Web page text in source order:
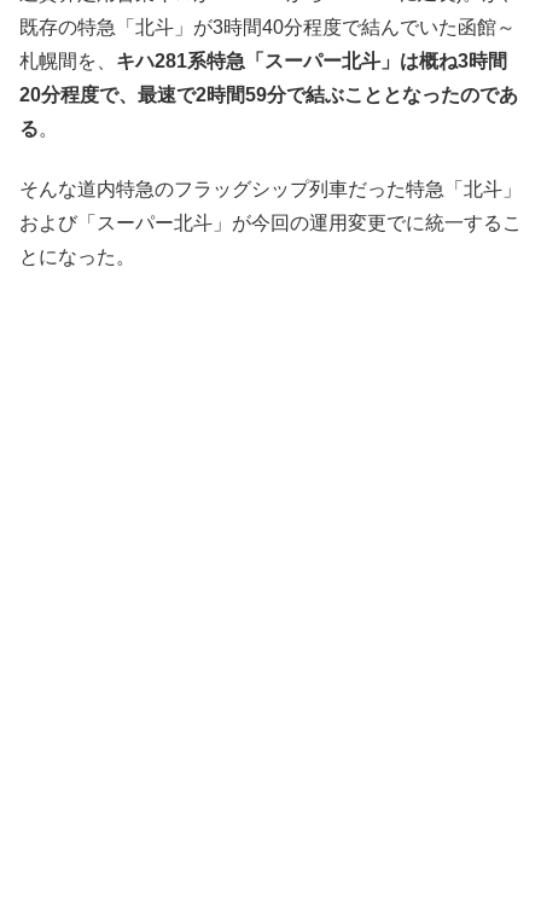
既存の特急「北斗」が3時間40分程度で結んでいた函館～
札幌間を、 キハ281系特急「スーパー北斗」は概ね3時間
20分程度で、最速で2時間59分で結ぶこととなったのであ
る。
そんな道内特急のフラッグシップ列車だった特急「北斗」
および「スーパー北斗」が今回の運用変更でに統一するこ
とになった。